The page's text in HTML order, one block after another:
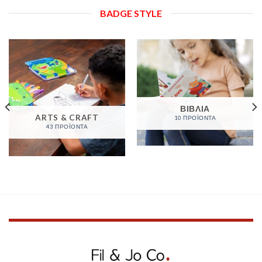
BADGE STYLE
ARTS & CRAFT
43 ΠΡΟΪΌΝΤΑ
ΒΙΒΛΙΑ
10 ΠΡΟΪΌΝΤΑ